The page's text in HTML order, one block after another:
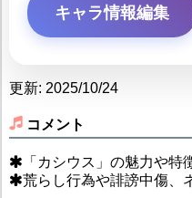
キャラ情報編集
更新: 2025/10/24
コメント
「カシウス」の魅力や特
荒らし行為や誹謗中傷、